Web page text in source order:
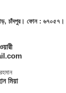
চাঁদপুর। ফোন : ৬৭০৫৭।
মিয়া